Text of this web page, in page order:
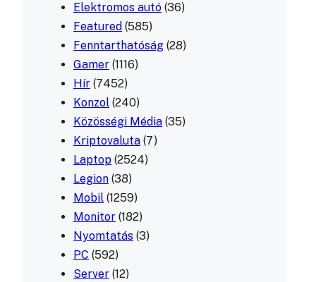
Elektromos autó (36)
Featured (585)
Fenntarthatóság (28)
Gamer (1116)
Hír (7452)
Konzol (240)
Közösségi Média (35)
Kriptovaluta (7)
Laptop (2524)
Legion (38)
Mobil (1259)
Monitor (182)
Nyomtatás (3)
PC (592)
Server (12)